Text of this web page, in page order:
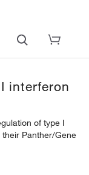
interferon
of type I
Panther/Gene